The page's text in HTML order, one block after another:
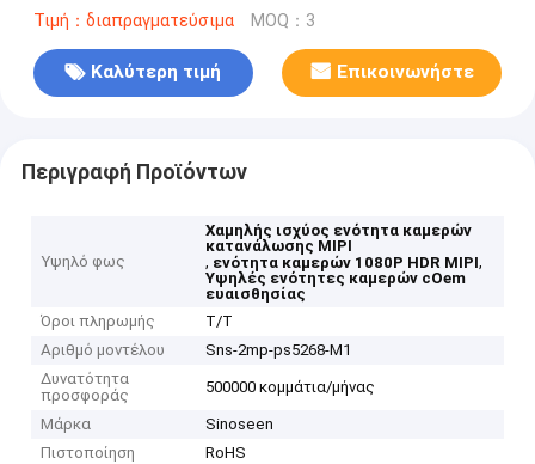
HDR MIPI
Τιμή：διαπραγματεύσιμα MOQ：3
Καλύτερη τιμή Επικοινωνήστε
Περιγραφή Προϊόντων
Υψηλό φως
Χαμηλής ισχύος ενότητα καμερών
κατανάλωσης MIPI
, ενότητα καμερών 1080P HDR MIPI,
Υψηλές ενότητες καμερών cOem
ευαισθησίας
Όροι πληρωμής
T/T
Αριθμό μοντέλου
Sns-2mp-ps5268-M1
Δυνατότητα
προσφοράς
500000 κομμάτια/μήνας
Μάρκα
Sinoseen
Πιστοποίηση
RoHS